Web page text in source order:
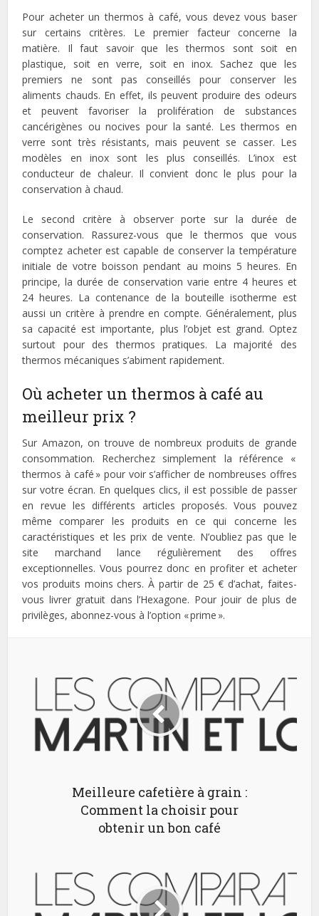
Pour acheter un thermos à café, vous devez vous baser
sur certains critères. Le premier facteur concerne la
matière. Il faut savoir que les thermos sont soit en
plastique, soit en verre, soit en inox. Sachez que les
premiers ne sont pas conseillés pour conserver les
aliments chauds. En effet, ils peuvent produire des odeurs
et peuvent favoriser la prolifération de substances
cancérigènes ou nocives pour la santé. Les thermos en
verre sont très résistants, mais peuvent se casser. Les
modèles en inox sont les plus conseillés. L’inox est
conducteur de chaleur. Il convient donc le plus pour la
conservation à chaud.
Le second critère à observer porte sur la durée de
conservation. Rassurez-vous que le thermos que vous
comptez acheter est capable de conserver la température
initiale de votre boisson pendant au moins 5 heures. En
principe, la durée de conservation varie entre 4 heures et
24 heures. La contenance de la bouteille isotherme est
aussi un critère à prendre en compte. Généralement, plus
sa capacité est importante, plus l’objet est grand. Optez
surtout pour des thermos pratiques. La majorité des
thermos mécaniques s’abiment rapidement.
Où acheter un thermos à café au
meilleur prix ?
Sur Amazon, on trouve de nombreux produits de grande
consommation. Recherchez simplement la référence «
thermos à café » pour voir s’afficher de nombreuses offres
sur votre écran. En quelques clics, il est possible de passer
en revue les différents articles proposés. Vous pouvez
même comparer les produits en ce qui concerne les
caractéristiques et les prix de vente. N’oubliez pas que le
site marchand lance régulièrement des offres
exceptionnelles. Vous pourrez donc en profiter et acheter
vos produits moins chers. À partir de 25 € d’achat, faites-
vous livrer gratuit dans l’Hexagone. Pour jouir de plus de
privilèges, abonnez-vous à l’option « prime ».
Meilleure cafetière à grain :
Comment la choisir pour
obtenir un bon café